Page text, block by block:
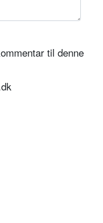
til denne